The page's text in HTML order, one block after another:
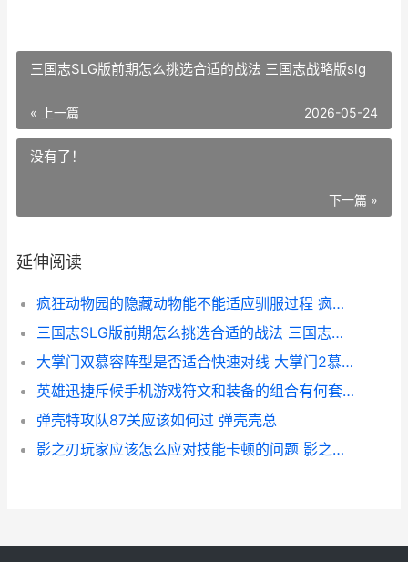
三国志SLG版前期怎么挑选合适的战法 三国志战略版slg
« 上一篇 2026-05-24
没有了！
下一篇 »
延伸阅读
疯狂动物园的隐藏动物能不能适应驯服过程 疯狂动物园的隐藏动物怎么解锁
三国志SLG版前期怎么挑选合适的战法 三国志战略版slg
大掌门双慕容阵型是否适合快速对线 大掌门2慕容秋荻
英雄迅捷斥候手机游戏符文和装备的组合有何套路 迅捷斥候怎么出装2021
弹壳特攻队87关应该如何过 弹壳壳总
影之刃玩家应该怎么应对技能卡顿的问题 影之刃选谁